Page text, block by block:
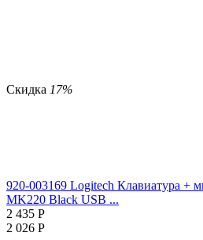
Скидка 17%
920-003169 Logitech Клавиатура +
MK220 Black USB ...
2 435 Р
2 026 Р